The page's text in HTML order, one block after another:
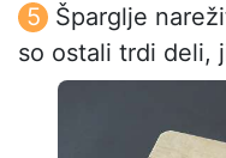
Šparglje
so ostali trdi deli,